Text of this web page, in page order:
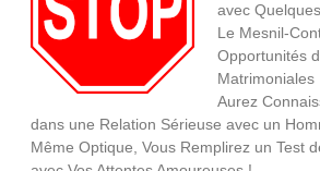
avec
Le Mesnil-
Opportunités
Matrimoniales
Aurez
dans une Relation Sérieuse avec un
Même Optique, Vous Remplirez un Test